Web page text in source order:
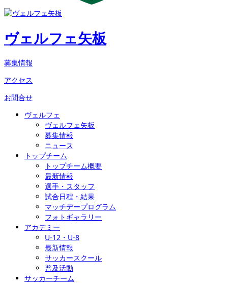
ヴェルフェ矢板
募集情報
アクセス
お問合せ
ヴェルフェ
ヴェルフェ矢板
募集情報
ニュース
トップチーム
トップチーム概要
最新情報
選手・スタッフ
試合日程・結果
マッチデープログラム
フォトギャラリー
アカデミー
U-12・U-8
最新情報
サッカースクール
普及活動
サッカーチーム